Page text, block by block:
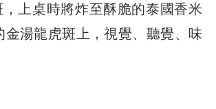
上桌時將炸至酥脆的泰國香米
金湯龍虎斑上，視覺、聽覺、味